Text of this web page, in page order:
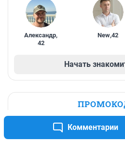
Комментарии
Александр,
42
New,42
Начать
Скидка 11% на
английского